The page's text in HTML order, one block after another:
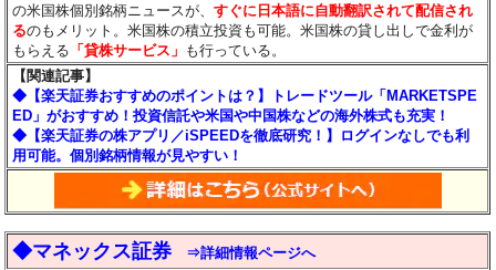
の米国株個別銘柄ニュースが、すぐに日本語に自動翻訳されて配信され
るのもメリット。米国株の積立投資も可能。米国株の貸し出しで金利が
もらえる 「貸株サービス」 も行っている。
【関連記事】
◆ 【楽天証券おすすめのポイントは？】トレードツール「MARKETSPE
ED」がおすすめ！投資信託や米国や中国株などの海外株式も充実！
◆【楽天証券の株アプリ／iSPEEDを徹底研究！】ログインなしでも利
用可能。個別銘柄情報が見やすい！
◆マネックス証券
⇒詳細情報ページへ